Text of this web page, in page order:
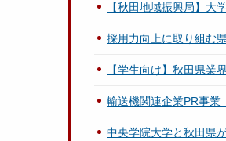
【秋田地域振興局】大
採用力向上に取り組む
【学生向け】秋田県業
輸送機関連企業PR事業
中央学院大学と秋田県